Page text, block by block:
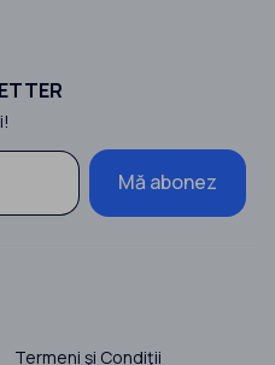
Mă abonez
Termeni şi Condiţii